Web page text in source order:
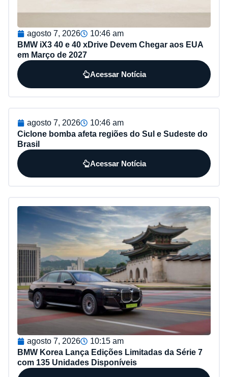
agosto 7, 2026
10:46 am
BMW iX3 40 e 40 xDrive Devem Chegar aos EUA
em Março de 2027
Acessar Notícia
agosto 7, 2026
10:46 am
Ciclone bomba afeta regiões do Sul e Sudeste do
Brasil
Acessar Notícia
agosto 7, 2026
10:15 am
BMW Korea Lança Edições Limitadas da Série 7
com 135 Unidades Disponíveis